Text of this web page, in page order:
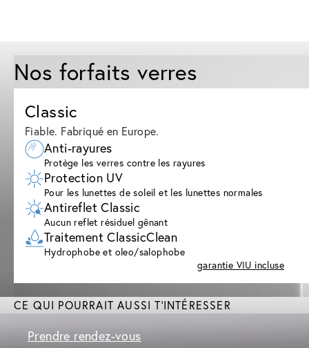
Nos forfaits verres
Classic
Fiable. Fabriqué en Europe.
Anti-rayures
Protège les verres contre les rayures
Protection UV
Pour les lunettes de soleil et les lunettes normales
Antireflet Classic
Aucun reflet résiduel gênant
Traitement ClassicClean
Hydrophobe et oleo/salophobe
garantie VIU incluse
CE QUI POURRAIT AUSSI T'INTÉRESSER
Prendre rendez-vous